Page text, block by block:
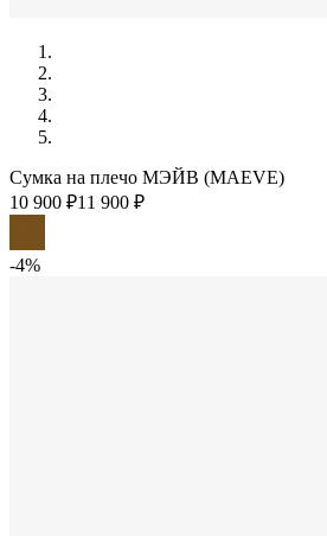
Сумка на плечо МЭЙВ (MAEVE)
10 900 ₽11 900 ₽
-4%